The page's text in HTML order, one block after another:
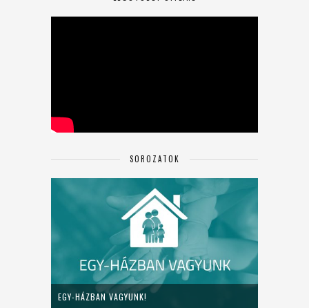
SOROZATOK
EGY-HÁZBAN VAGYUNK!